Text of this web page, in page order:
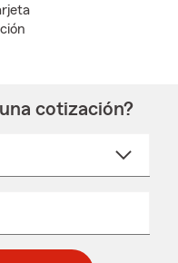
cotización?